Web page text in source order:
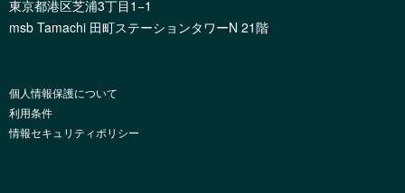
東京都港区芝浦3丁目1−1
msb Tamachi 田町ステーションタワーN 21階
個人情報保護について
利用条件
情報セキュリティポリシー